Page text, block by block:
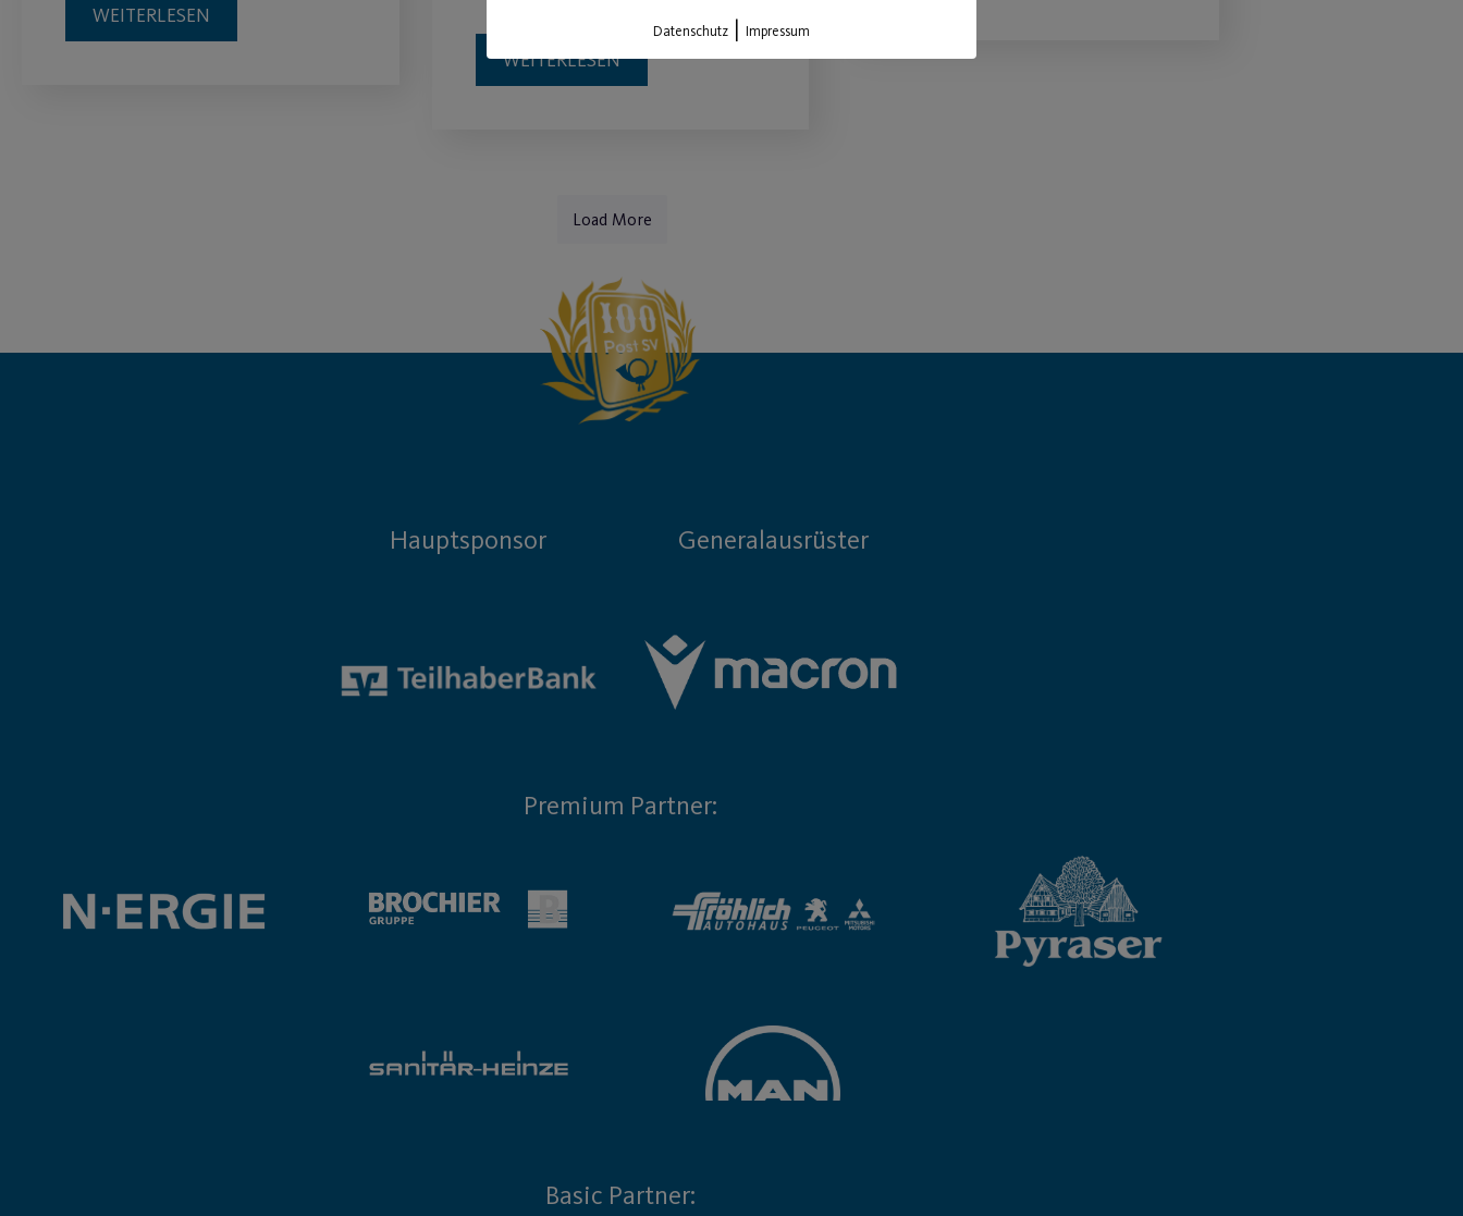
WEITERLESEN
WEITERLESEN
Load More
Hauptsponsor Generalausrüster
Premium Partner:
Basic Partner:
Datenschutz | Impressum